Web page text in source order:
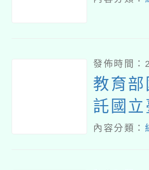
發佈時間
教育
託國
114年
內容分類：